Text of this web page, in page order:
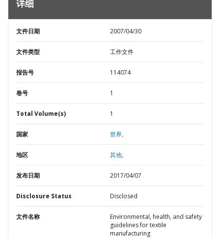
详细
文件日期 2007/04/30
文件类型 工作文件
报告号 114074
卷号 1
Total Volume(s) 1
国家 世界,
地区 其他,
发布日期 2017/04/07
Disclosure Status Disclosed
文件名称
Environmental, health, and safety
guidelines for textile
manufacturing